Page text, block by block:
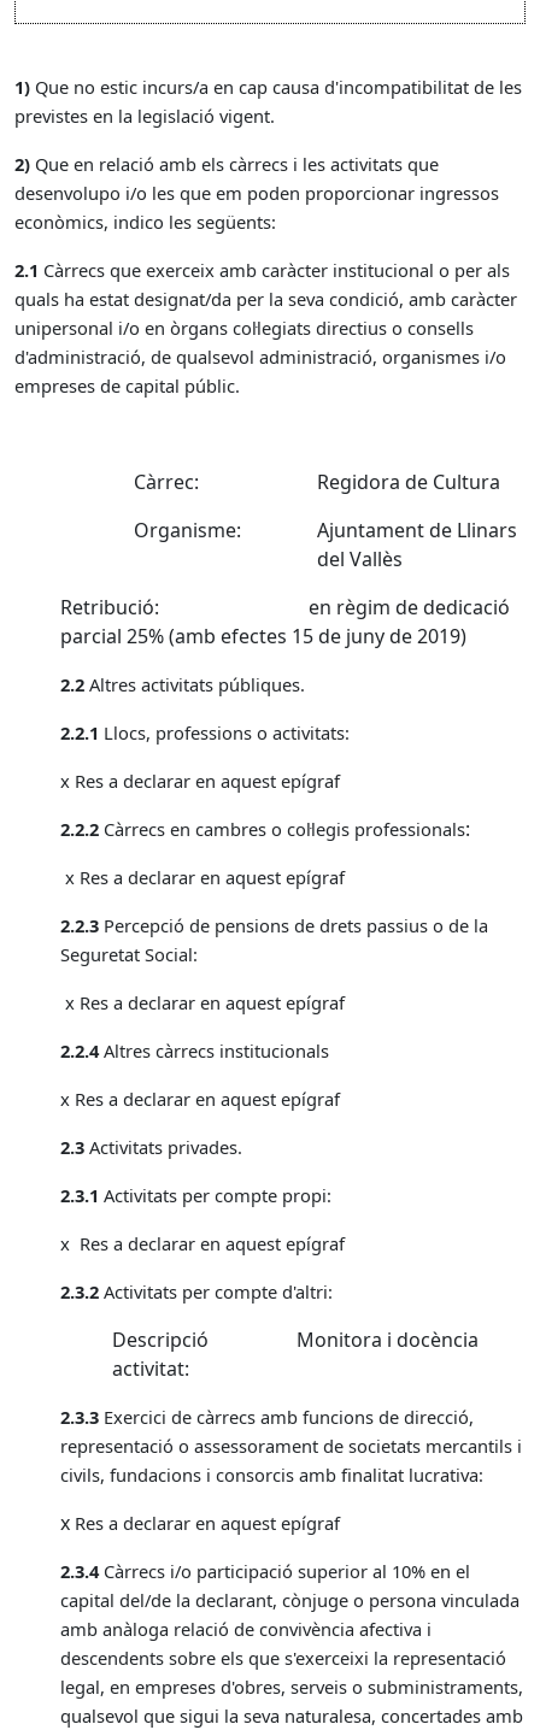
1) Que no estic incurs/a en cap causa d'incompatibilitat de les
previstes en la legislació vigent.
2) Que en relació amb els càrrecs i les activitats que
desenvolupo i/o les que em poden proporcionar ingressos
econòmics, indico les següents:
2.1 Càrrecs que exerceix amb caràcter institucional o per als
quals ha estat designat/da per la seva condició, amb caràcter
unipersonal i/o en òrgans col·legiats directius o consells
d'administració, de qualsevol administració, organismes i/o
empreses de capital públic.
Càrrec:
Regidora de Cultura
Organisme:
Ajuntament de Llinars
del Vallès
Retribució: en règim de dedicació
parcial 25% (amb efectes 15 de juny de 2019)
2.2 Altres activitats públiques.
2.2.1 Llocs, professions o activitats:
x Res a declarar en aquest epígraf
2.2.2 Càrrecs en cambres o col·legis professionals:
x Res a declarar en aquest epígraf
2.2.3 Percepció de pensions de drets passius o de la
Seguretat Social:
x Res a declarar en aquest epígraf
2.2.4Altres càrrecs institucionals
x Res a declarar en aquest epígraf
2.3 Activitats privades.
2.3.1 Activitats per compte propi:
x Res a declarar en aquest epígraf
2.3.2 Activitats per compte d'altri:
Descripció
activitat:
Monitora i docència
2.3.3 Exercici de càrrecs amb funcions de direcció,
representació o assessorament de societats mercantils i
civils, fundacions i consorcis amb finalitat lucrativa:
x Res a declarar en aquest epígraf
2.3.4Càrrecs i/o participació superior al 10% en el
capital del/de la declarant, cònjuge o persona vinculada
amb anàloga relació de convivència afectiva i
descendents sobre els que s'exerceixi la representació
legal, en empreses d'obres, serveis o subministraments,
qualsevol que sigui la seva naturalesa, concertades amb